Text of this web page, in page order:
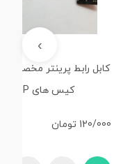
کابل رابط پرینتر مخصوص
کیس های HP
120/000 تومان
›